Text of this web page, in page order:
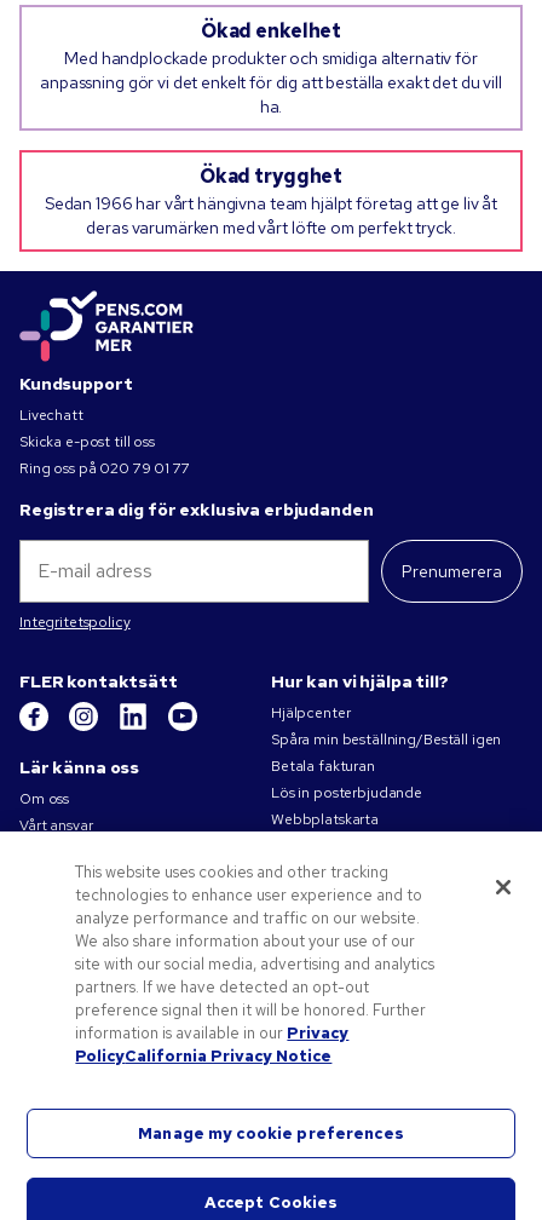
Ökad enkelhet
Med handplockade produkter och smidiga alternativ för
anpassning gör vi det enkelt för dig att beställa exakt det du vill
ha.
Ökad trygghet
Sedan 1966 har vårt hängivna team hjälpt företag att ge liv åt
deras varumärken med vårt löfte om perfekt tryck.
Kundsupport
Livechatt
Skicka e-post till oss
Ring oss på 020 79 01 77
Registrera dig för exklusiva erbjudanden
Prenumerera
Integritetspolicy
FLER kontaktsätt
Lär känna oss
Om oss
Vårt ansvar
Försäljningsvillkor
Karriärer på Pens.com
Erbjudanden och resurser
Profilprodukter
Kampanjkoder och kuponger
Konstverk tips
Hur kan vi hjälpa till?
Hjälpcenter
Spåra min beställning/Beställ igen
Betala fakturan
Lös in posterbjudande
Webbplatskarta
National Pen Company. Med ensamrätt. Pens.com och dess logotyp är varumärken
This website uses cookies and other tracking
technologies to enhance user experience and to
analyze performance and traffic on our website.
We also share information about your use of our
site with our social media, advertising and analytics
partners. If we have detected an opt-out
preference signal then it will be honored. Further
information is available in our Privacy
PolicyCalifornia Privacy Notice
Manage my cookie preferences
Accept Cookies